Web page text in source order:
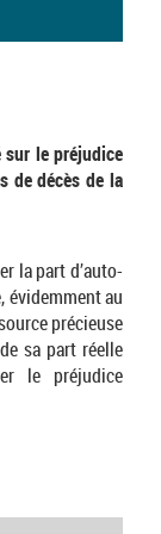
sur le préjudice
de décès de la
la part d’auto-
au
précieuse
sa part réelle
le préjudice